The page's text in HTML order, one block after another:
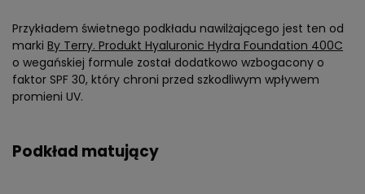
Przykładem świetnego podkładu nawilżającego jest ten od
marki By Terry. Produkt Hyaluronic Hydra Foundation 400C
o wegańskiej formule został dodatkowo wzbogacony o
faktor SPF 30, który chroni przed szkodliwym wpływem
promieni UV.
Podkład matujący